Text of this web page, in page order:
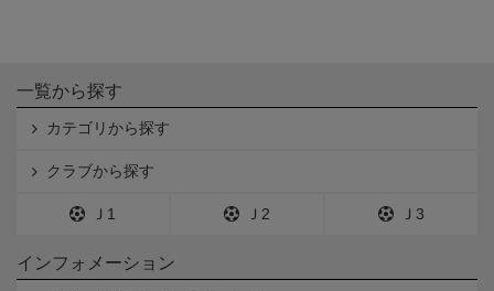
一覧から探す
カテゴリから探す
クラブから探す
Ｊ1 Ｊ2 Ｊ3
インフォメーション